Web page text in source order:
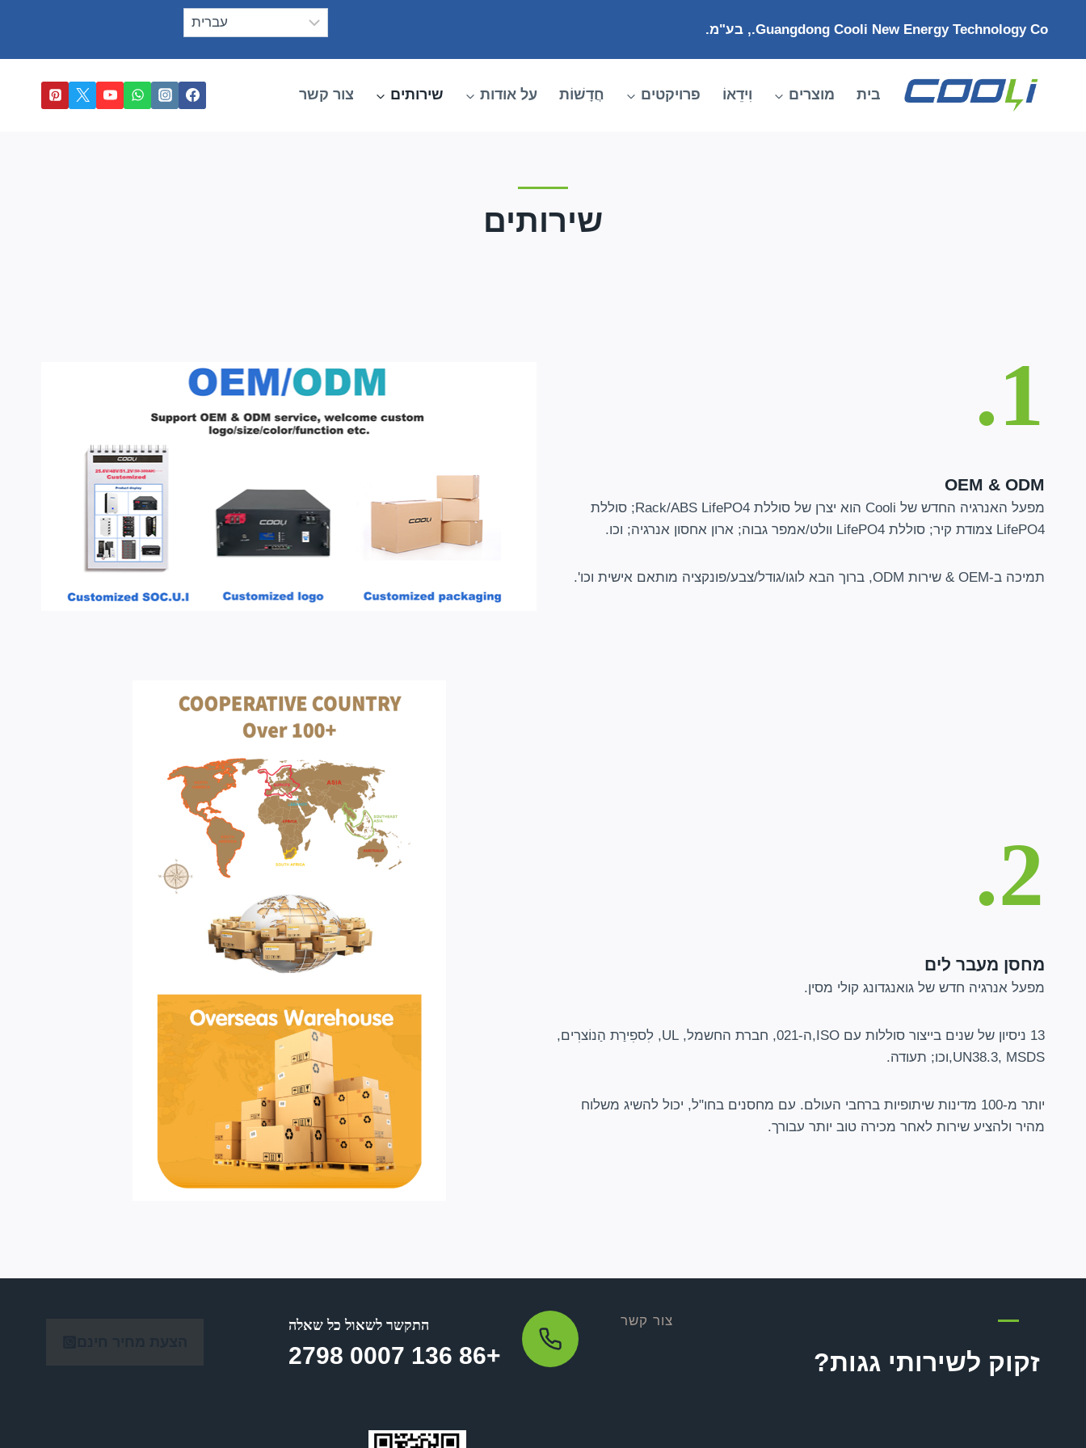
Guangdong Cooli New Energy Technology Co., בע"מ.
בית מוצרים וִידֵאוֹ פרויקטים חֲדָשׁוֹת על אודות שירותים צור קשר
שירותים
1.
OEM & ODM
מפעל האנרגיה החדש של Cooli הוא יצרן של סוללת Rack/ABS LifePO4; סוללת
LifePO4 צמודת קיר; סוללת LifePO4 וולט/אמפר גבוה; ארון אחסון אנרגיה; וכו.
תמיכה ב-OEM & שירות ODM, ברוך הבא לוגו/גודל/צבע/פונקציה מותאם אישית וכו'.
2.
מחסן מעבר לים
מפעל אנרגיה חדש של גואנגדונג קולי מסין.
13 ניסיון של שנים בייצור סוללות עם ISO,ה-021, חברת החשמל, UL, לִספִירַת הַנוֹצרִים,
UN38.3, MSDS,וכו; תעודה.
יותר מ-100 מדינות שיתופיות ברחבי העולם. עם מחסנים בחו"ל, יכול להשיג משלוח
מהיר ולהציע שירות לאחר מכירה טוב יותר עבורך.
צור קשר
זקוק לשירותי גגות?
התקשר לשאול כל שאלה
+86 136 0007 2798